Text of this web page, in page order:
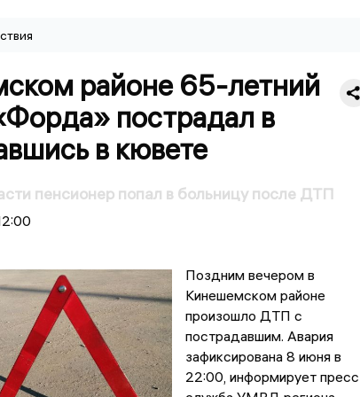
районе 65-летний
пострадал в
в кювете
пенсионер попал в больницу после ДТП
Поздним вечером в
Кинешемском районе
произошло ДТП с
пострадавшим. Авария
зафиксирована 8 июня в
22:00, информирует